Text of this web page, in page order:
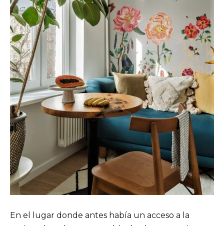
En el lugar donde antes había un acceso a la